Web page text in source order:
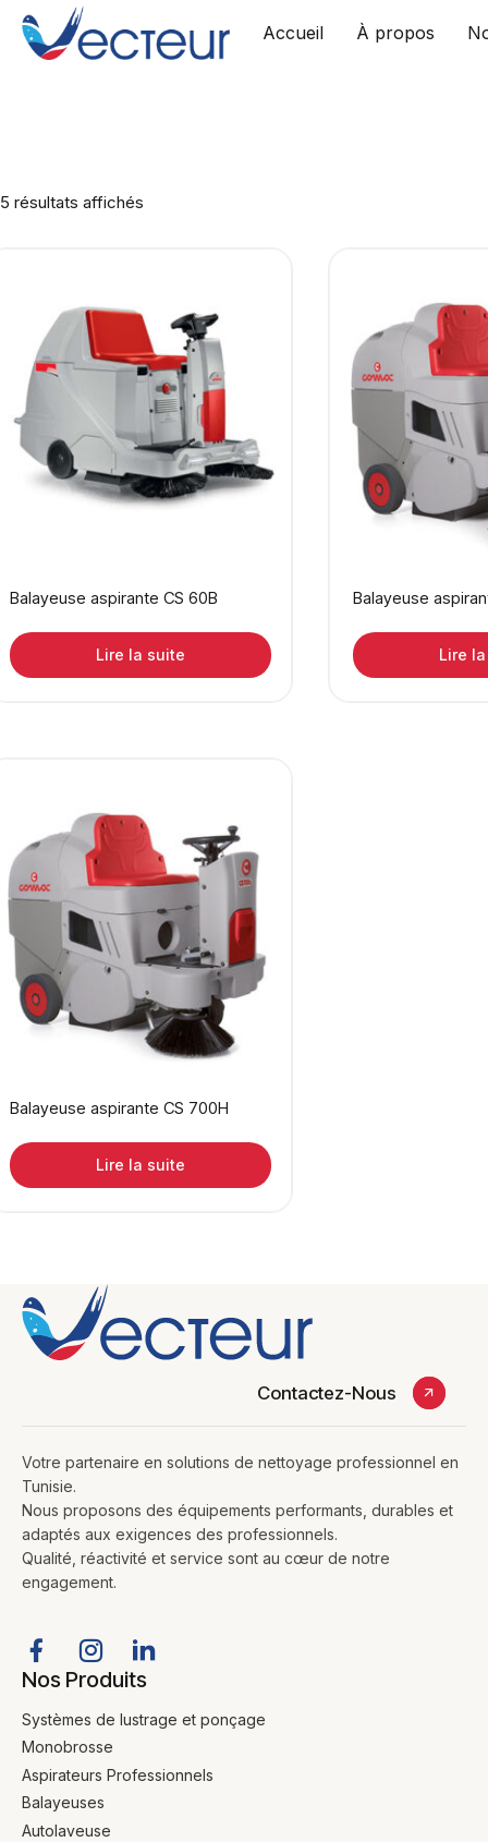
Accueil À propos
5 résultats affichés
Balayeuse aspirante CS 60B
Lire la suite
Balayeuse
Lire
Balayeuse aspirante CS 700H
Lire la suite
Contactez-Nous
Votre partenaire en solutions de nettoyage professionnel en
Tunisie.
Nous proposons des équipements performants, durables et
adaptés aux exigences des professionnels.
Qualité, réactivité et service sont au cœur de notre
engagement.
Nos Produits
Systèmes de lustrage et ponçage
Monobrosse
Aspirateurs Professionnels
Balayeuses
Autolaveuse